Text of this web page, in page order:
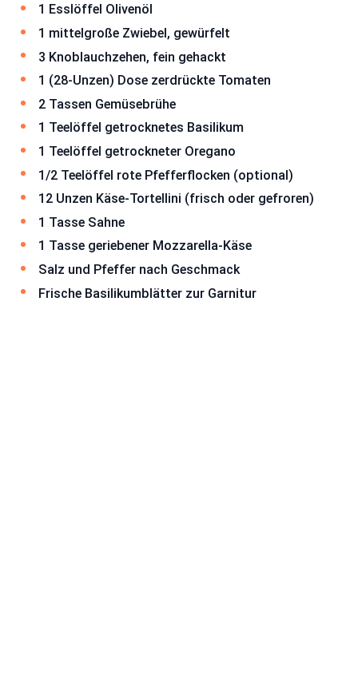
1 Esslöffel Olivenöl
1 mittelgroße Zwiebel, gewürfelt
3 Knoblauchzehen, fein gehackt
1 (28-Unzen) Dose zerdrückte Tomaten
2 Tassen Gemüsebrühe
1 Teelöffel getrocknetes Basilikum
1 Teelöffel getrockneter Oregano
1/2 Teelöffel rote Pfefferflocken (optional)
12 Unzen Käse-Tortellini (frisch oder gefroren)
1 Tasse Sahne
1 Tasse geriebener Mozzarella-Käse
Salz und Pfeffer nach Geschmack
Frische Basilikumblätter zur Garnitur